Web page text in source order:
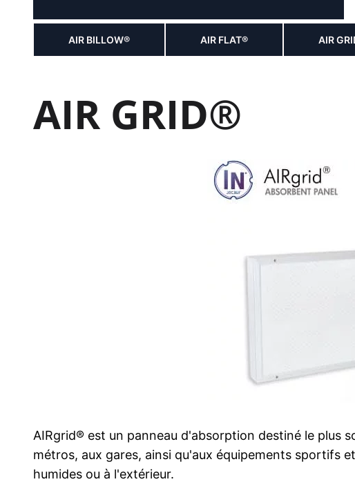
AIR BILLOW® AIR FLAT® AIR
AIR GRID®
AIRgrid® est un panneau d'absorption destiné le plus
métros, aux gares, ainsi qu'aux équipements sportifs
humides ou à l'extérieur.